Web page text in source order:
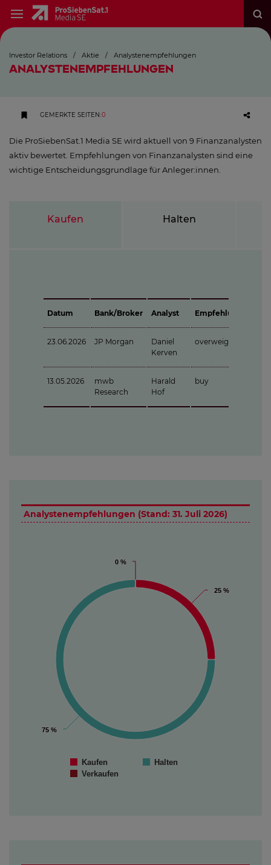
Investor Relations / Aktie / Analystenempfehlungen
ANALYSTENEMPFEHLUNGEN
GEMERKTE SEITEN:0
Die ProSiebenSat.1 Media SE wird aktuell von 9 Finanzanalysten
aktiv bewertet. Empfehlungen von Finanzanalysten sind eine
wichtige Entscheidungsgrundlage für Anleger:innen.
Kaufen Halten
Datum Bank/Broker Analyst Empfehlung
23.06.2026 JP Morgan
Daniel
Kerven
overweight
13.05.2026
mwb
Research
Harald
Hof
buy
Analystenempfehlungen (Stand: 31. Juli 2026)
25 %
25 %
75 %
75 %
0 %
0 %
Kaufen
Halten
Verkaufen